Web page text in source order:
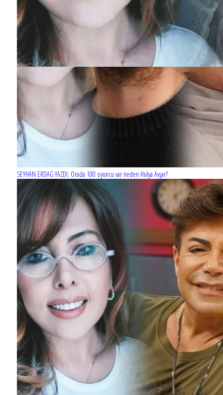
SEYHAN ERDAĞ YAZDI: Orada 100 oyuncu var neden Hülya Avşar?